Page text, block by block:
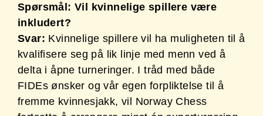
Spørsmål: Vil kvinnelige spillere være
inkludert?
Svar: Kvinnelige spillere vil ha muligheten til å
kvalifisere seg på lik linje med menn ved å
delta i åpne turneringer. I tråd med både
FIDEs ønsker og vår egen forpliktelse til å
fremme kvinnesjakk, vil Norway Chess